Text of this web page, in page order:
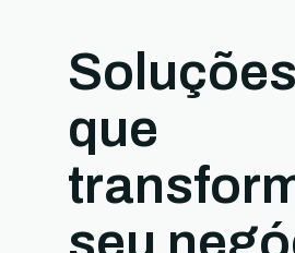
que
seu